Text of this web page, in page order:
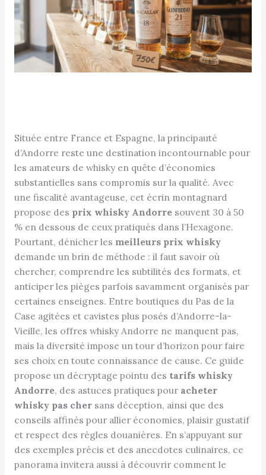
Située entre France et Espagne, la principauté
d’Andorre reste une destination incontournable pour
les amateurs de whisky en quête d’économies
substantielles sans compromis sur la qualité. Avec
une fiscalité avantageuse, cet écrin montagnard
propose des prix whisky Andorresouvent 30 à 50
% en dessous de ceux pratiqués dans l’Hexagone.
Pourtant, dénicher les meilleurs prix whisky
demande un brin de méthode : il faut savoir où
chercher, comprendre les subtilités des formats, et
anticiper les pièges parfois savamment organisés par
certaines enseignes. Entre boutiques du Pas de la
Case agitées et cavistes plus posés d’Andorre-la-
Vieille, les offres whisky Andorre ne manquent pas,
mais la diversité impose un tour d’horizon pour faire
ses choix en toute connaissance de cause. Ce guide
propose un décryptage pointu des tarifs whisky
Andorre, des astuces pratiques pour acheter
whisky pas chersans déception, ainsi que des
conseils affinés pour allier économies, plaisir gustatif
et respect des règles douanières. En s’appuyant sur
des exemples précis et des anecdotes culinaires, ce
panorama invitera aussi à découvrir comment le